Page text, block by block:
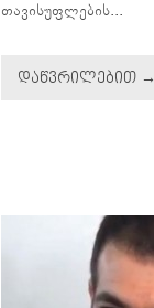
თავისუფლების...
ᲓᲐᲬᲕᲠᲘᲚᲔᲑᲘᲗ →